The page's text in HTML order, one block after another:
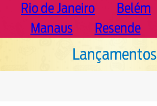
Rio de Janeiro Belém
Manaus
Resende
Lançamentos